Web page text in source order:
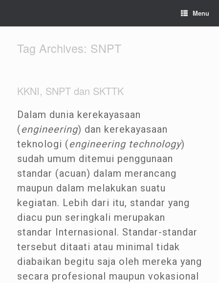
Menu
Tag Archives: SNPT
KKNI, SNPT dan SKTTK
Dalam dunia kerekayasaan
(engineering) dan kerekayasaan
teknologi (engineering technology)
sudah umum ditemui penggunaan
standar (acuan) dalam merancang
maupun dalam melakukan suatu
kegiatan. Lebih dari itu, standar yang
diacu pun seringkali merupakan
standar Internasional. Standar-standar
tersebut ditaati atau minimal tidak
diabaikan begitu saja oleh mereka yang
secara profesional maupun vokasional